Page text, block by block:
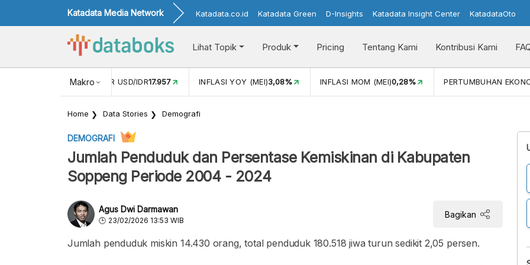
Katadata Media Network Katadata.co.id Katadata Green D-Insights Katadata Insight Center KatadataOto
Lihat Topik Produk Pricing Tentang Kami Kontribusi Kami
Makro
NILAI TUKAR USD/IDR17.957 INFLASI YOY (MEI)3,08% INFLASI MOM (MEI)0,28% PERTUMBUHAN
Home Data Stories Demografi
DEMOGRAFI
Jumlah Penduduk dan Persentase Kemiskinan di Kabupaten
Soppeng Periode 2004 - 2024
Agus Dwi Darmawan
23/02/2026 13:53 WIB
Bagikan
Jumlah penduduk miskin 14.430 orang, total penduduk 180.518 jiwa turun sedikit 2,05 persen.